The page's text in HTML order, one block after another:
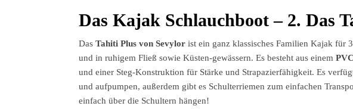
Das Kajak Schlauchboot – 2. Das
Das Tahiti Plus von Sevylor ist ein ganz klassisches Familien Kajak für
und in ruhigem Fließ sowie Küsten-gewässern. Es besteht aus einem
und einer Steg-Konstruktion für Stärke und Strapazierfähigkeit. Es
und aufpumpen, außerdem gibt es Schulterriemen zum einfachen
einfach über die Schultern hängen!